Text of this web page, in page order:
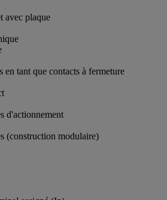
avec plaque
en tant que contacts à fermeture
d'actionnement
(construction modulaire)